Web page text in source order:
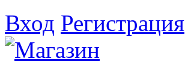
Вход Регистрация